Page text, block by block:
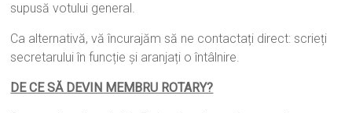
supusă votului general.
Ca alternativă, vă încurajăm să ne contactați direct: scrieți
secretarului în funcție şi aranjați o întâlnire.
DE CE SĂ DEVIN MEMBRU ROTARY?